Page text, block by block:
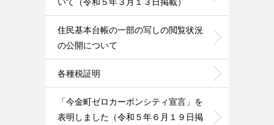
住民基本台帳の一部の写しの閲覧状況
の公開について
各種税証明
「今金町ゼロカーボンシティ宣言」を
表明しました（令和５年６月１９日掲